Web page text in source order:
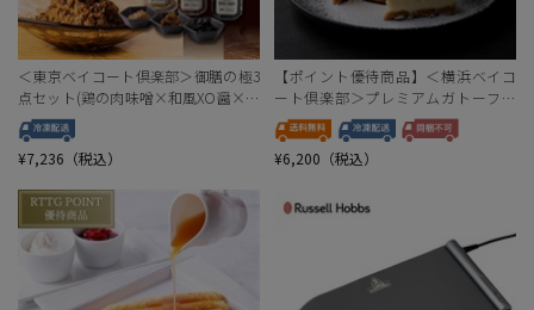
＜東京ベイコート倶楽部＞御膳の極3
点セット(鶏の肉味噌×和風XO醤×海
苔の佃煮)
¥7,236（税込）
【ポイント優待商品】＜横浜ベイコ
ート倶楽部＞プレミアムガトーフロ
マージュ
¥6,200（税込）